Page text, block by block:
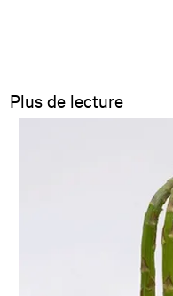
Plus de lecture